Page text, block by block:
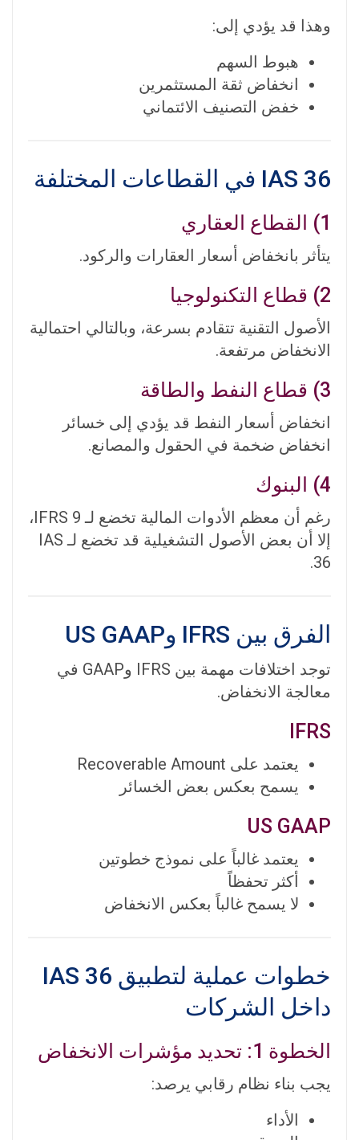
وهذا قد يؤدي إلى:
هبوط السهم
انخفاض ثقة المستثمرين
خفض التصنيف الائتماني
IAS 36 في القطاعات المختلفة
1) القطاع العقاري
يتأثر بانخفاض أسعار العقارات والركود.
2) قطاع التكنولوجيا
الأصول التقنية تتقادم بسرعة، وبالتالي احتمالية
الانخفاض مرتفعة.
3) قطاع النفط والطاقة
انخفاض أسعار النفط قد يؤدي إلى خسائر
انخفاض ضخمة في الحقول والمصانع.
4) البنوك
رغم أن معظم الأدوات المالية تخضع لـ IFRS 9،
إلا أن بعض الأصول التشغيلية قد تخضع لـ IAS
36.
الفرق بين IFRS وUS GAAP
توجد اختلافات مهمة بين IFRS وGAAP في
معالجة الانخفاض.
IFRS
يعتمد على Recoverable Amount
يسمح بعكس بعض الخسائر
US GAAP
يعتمد غالباً على نموذج خطوتين
أكثر تحفظاً
لا يسمح غالباً بعكس الانخفاض
خطوات عملية لتطبيق IAS 36
داخل الشركات
الخطوة 1: تحديد مؤشرات الانخفاض
يجب بناء نظام رقابي يرصد:
الأداء